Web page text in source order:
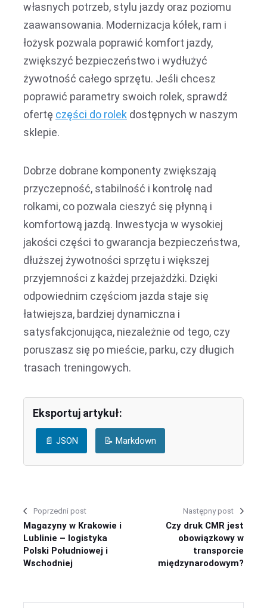
własnych potrzeb, stylu jazdy oraz poziomu
zaawansowania. Modernizacja kółek, ram i
łożysk pozwala poprawić komfort jazdy,
zwiększyć bezpieczeństwo i wydłużyć
żywotność całego sprzętu. Jeśli chcesz
poprawić parametry swoich rolek, sprawdź
ofertę części do rolek dostępnych w naszym
sklepie.
Dobrze dobrane komponenty zwiększają
przyczepność, stabilność i kontrolę nad
rolkami, co pozwala cieszyć się płynną i
komfortową jazdą. Inwestycja w wysokiej
jakości części to gwarancja bezpieczeństwa,
dłuższej żywotności sprzętu i większej
przyjemności z każdej przejażdżki. Dzięki
odpowiednim częściom jazda staje się
łatwiejsza, bardziej dynamiczna i
satysfakcjonująca, niezależnie od tego, czy
poruszasz się po mieście, parku, czy długich
trasach treningowych.
Eksportuj artykuł:
📄 JSON 📝 Markdown
Poprzedni post
Magazyny w Krakowie i
Lublinie – logistyka
Polski Południowej i
Wschodniej
Następny post
Czy druk CMR jest
obowiązkowy w
transporcie
międzynarodowym?